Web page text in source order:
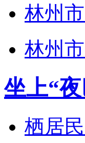
林州
林州
坐上“
栖居